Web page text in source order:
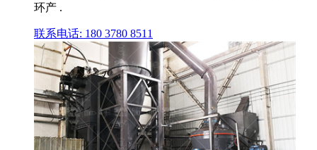
环产 .
联系电话: 180 3780 8511